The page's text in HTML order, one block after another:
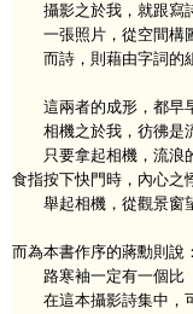
攝影之於我，就跟寫詩
一張照片，從空間構圖
而詩，則藉由字詞的組
這兩者的成形，都早早
相機之於我，彷彿是流
只要拿起相機，流浪的
食指按下快門時，內心之
舉起相機，從觀景窗望
而為本書作序的蔣勳則說：
路寒袖一定有一個比「
在這本攝影詩集中，可